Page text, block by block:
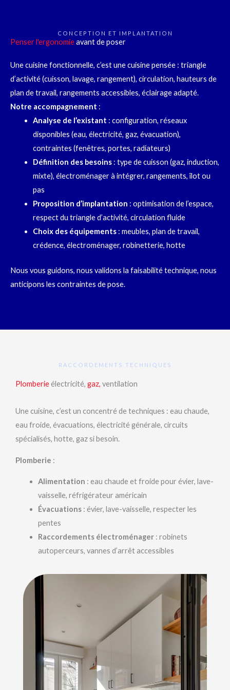
CONCEPTION ET IMPLANTATION
Penser l'ergonomieavant de poser
Une cuisine fonctionnelle, c’est une cuisine pensée : triangle
d’activité (cuisson, lavage, rangement), circulation, hauteurs de
plan de travail, rangements accessibles, éclairage adapté.
Notre accompagnement :
Analyse de l’existant : configuration, réseaux
disponibles (eau, électricité, gaz, évacuation),
contraintes (fenêtres, portes, radiateurs)
Définition des besoins: type de cuisson (gaz, induction,
mixte), électroménager à intégrer, rangements, îlot ou
pas
Proposition d’implantation : optimisation de l’espace,
respect du triangle d’activité, circulation fluide
Choix des équipements: meubles, plan de travail,
crédence, électroménager, robinetterie, hotte
Nous vous guidons, nous validons la faisabilité technique, nous
anticipons les contraintes de pose.
RACCORDEMENTS TECHNIQUES
Plomberieélectricité, gaz, ventilation
Une cuisine, c’est un concentré de techniques : eau chaude,
eau froide, évacuations, électricité générale, circuits
spécialisés, hotte, gaz si besoin.
Plomberie :
Alimentation : eau chaude et froide pour évier, lave-
vaisselle, réfrigérateur américain
Évacuations: évier, lave-vaisselle, respecter les
pentes
Raccordements électroménager: robinets
autoperceurs, vannes d’arrêt accessibles